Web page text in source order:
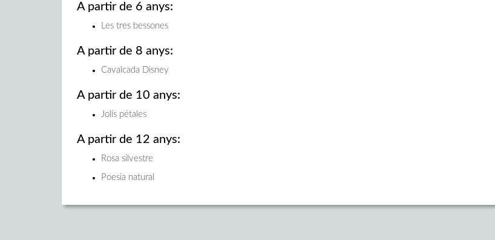
A partir de 6 anys:
Les tres bessones
A partir de 8 anys:
Cavalcada Disney
A partir de 10 anys:
Jolis pétales
A partir de 12 anys:
Rosa silvestre
Poesia natural